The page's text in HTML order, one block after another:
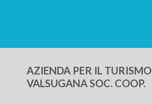
AZIENDA PER IL TURISMO
VALSUGANA SOC. COOP.